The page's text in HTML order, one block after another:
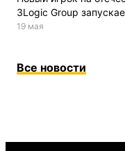
3Logic Group
19 мая
Все новости